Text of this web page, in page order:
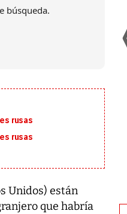
búsqueda.
rusas
rusas
Unidos) están
que habría
provocando una